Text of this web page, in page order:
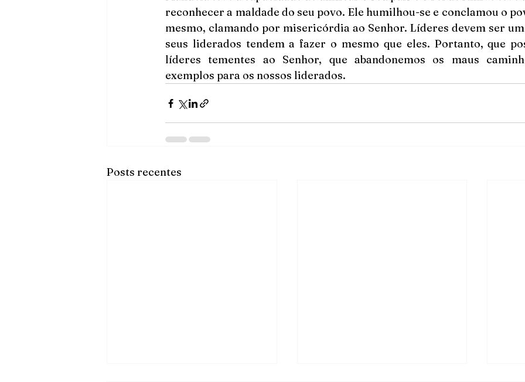
reconhecer a maldade do seu povo. Ele humilhou-se e conclamou o
mesmo, clamando por misericórdia ao Senhor. Líderes devem ser
seus liderados tendem a fazer o mesmo que eles. Portanto, que
líderes tementes ao Senhor, que abandonemos os maus
exemplos para os nossos liderados.
Posts recentes